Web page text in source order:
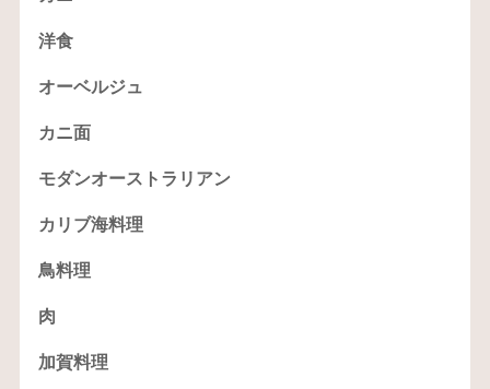
洋食
オーベルジュ
カニ面
モダンオーストラリアン
カリブ海料理
鳥料理
肉
加賀料理